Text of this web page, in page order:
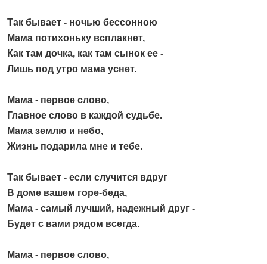
Так бывает - ночью бессонною
Мама потихоньку всплакнет,
Как там дочка, как там сынок ее -
Лишь под утро мама уснет.
Мама - первое слово,
Главное слово в каждой судьбе.
Мама землю и небо,
Жизнь подарила мне и тебе.
Так бывает - если случится вдруг
В доме вашем горе-беда,
Мама - самый лучший, надежный друг -
Будет с вами рядом всегда.
Мама - первое слово,